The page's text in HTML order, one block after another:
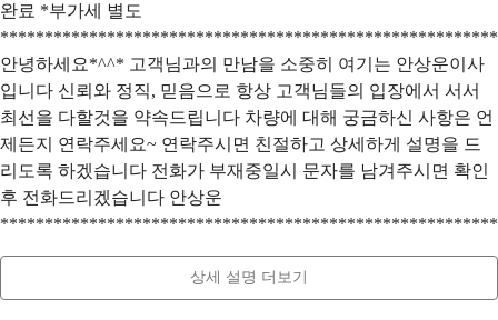
완료 *부가세 별도
안녕하세요*^^* 고객님과의 만남을 소중히 여기는 안상운이사
입니다 신뢰와 정직, 믿음으로 항상 고객님들의 입장에서 서서
최선을 다할것을 약속드립니다 차량에 대해 궁금하신 사항은 언
제든지 연락주세요~ 연락주시면 친절하고 상세하게 설명을 드
리도록 하겠습니다 전화가 부재중일시 문자를 남겨주시면 확인
후 전화드리겠습니다 안상운
상세 설명 더보기